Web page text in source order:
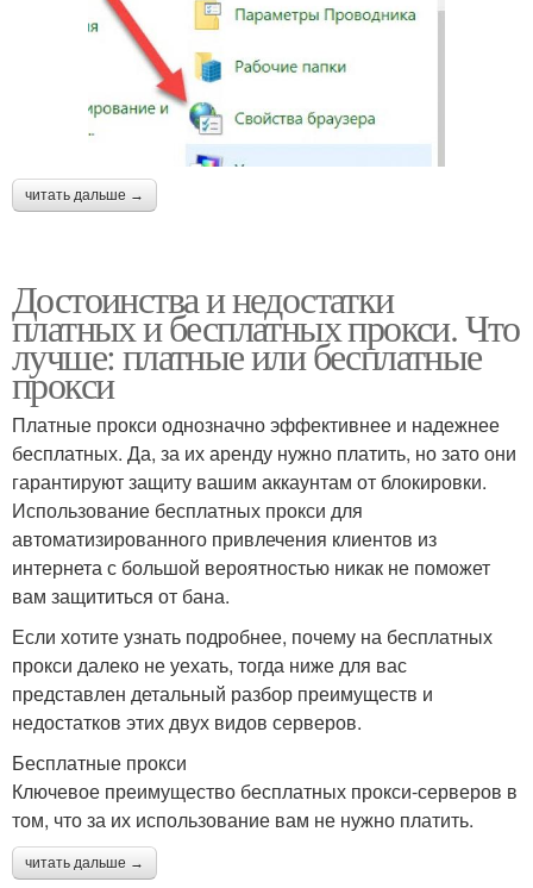
читать дальше →
Достоинства и недостатки
платных и бесплатных прокси. Что
лучше: платные или бесплатные
прокси
Платные прокси однозначно эффективнее и надежнее
бесплатных. Да, за их аренду нужно платить, но зато они
гарантируют защиту вашим аккаунтам от блокировки.
Использование бесплатных прокси для
автоматизированного привлечения клиентов из
интернета с большой вероятностью никак не поможет
вам защититься от бана.
Если хотите узнать подробнее, почему на бесплатных
прокси далеко не уехать, тогда ниже для вас
представлен детальный разбор преимуществ и
недостатков этих двух видов серверов.
Бесплатные прокси
Ключевое преимущество бесплатных прокси-серверов в
том, что за их использование вам не нужно платить.
читать дальше →